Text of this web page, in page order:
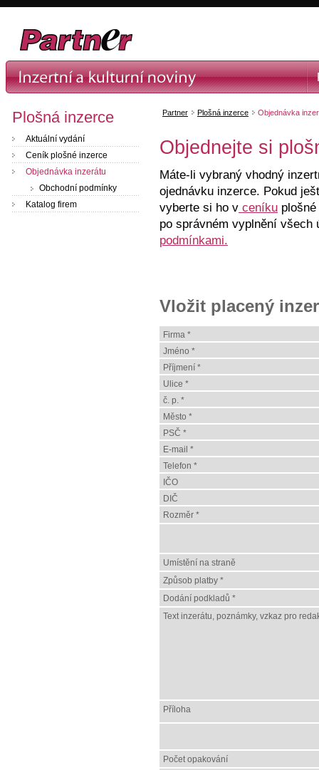
Plošná inzerce
Aktuální vydání
Ceník plošné inzerce
Objednávka inzerátu
Obchodní podmínky
Katalog firem
Partner Plošná inzerce Objednávka
Objednejte si
Máte-li vybraný vhodný
ojednávku inzerce. Pokud
vyberte si ho v ceníku
po správném vyplnění
podmínkami.
Vložit placený
Firma *
Jméno *
Příjmení *
Ulice *
č. p. *
Město *
PSČ *
E-mail *
Telefon *
IČO
DIČ
Rozměr *
Umístění na straně
Způsob platby *
Dodání podkladů *
Text inzerátu, poznámky, vzkaz pro
Příloha
Počet opakování